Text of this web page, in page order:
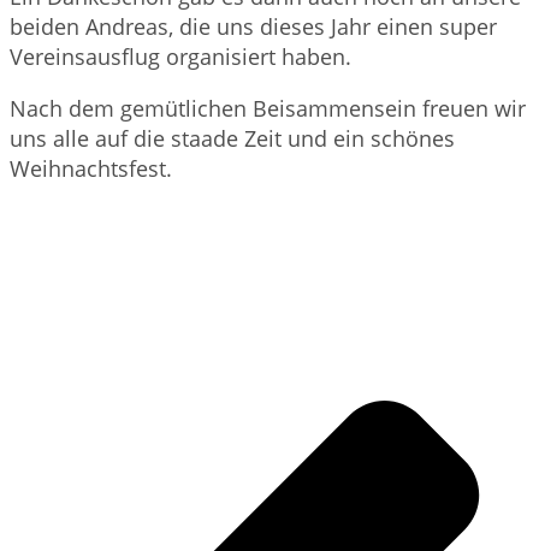
beiden Andreas, die uns dieses Jahr einen super
Vereinsausflug organisiert haben.
Nach dem gemütlichen Beisammensein freuen wir
uns alle auf die staade Zeit und ein schönes
Weihnachtsfest.